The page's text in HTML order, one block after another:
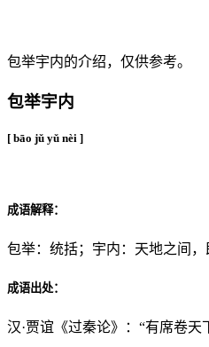
包举宇内的介绍，仅供参考。
包举宇内
[ bāo jǔ yǔ nèi ]
成语解释：
包举：统括；宇内：天地之间，
成语出处：
汉·贾谊《过秦论》：“有席卷